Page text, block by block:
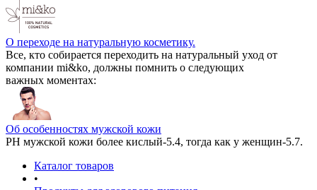
О переходе на натуральную косметику.
Все, кто собирается переходить на натуральный уход от
компании mi&ko, должны помнить о следующих
важных моментах:
Об особенностях мужской кожи
РН мужской кожи более кислый-5.4, тогда как у женщин-5.7.
Каталог товаров
•